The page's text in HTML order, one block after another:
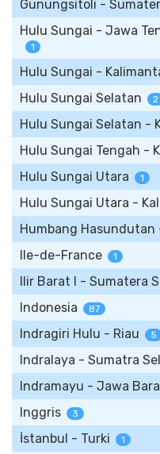
Gunungsitoli -
Hulu Sungai - Jawa
1
Hulu Sungai -
Hulu Sungai Selatan 2
Hulu Sungai Selatan -
Hulu Sungai Tengah -
Hulu Sungai Utara 1
Hulu Sungai Utara -
Humbang
Ile-de-France 1
Ilir Barat I - Sumatera
Indonesia 87
Indragiri Hulu - Riau 5
Indralaya - Sumatra
Indramayu - Jawa
Inggris 3
İstanbul - Turki 1